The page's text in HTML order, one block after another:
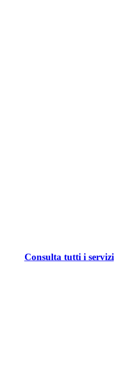
Consulta tutti i servizi